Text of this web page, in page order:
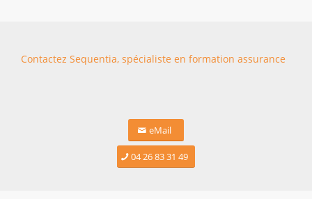
Contactez Sequentia, spécialiste en formation assurance
eMail
04 26 83 31 49